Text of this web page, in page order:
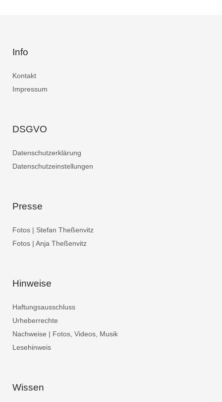
Info
Kontakt
Impressum
DSGVO
Datenschutzerklärung
Datenschutzeinstellungen
Presse
Fotos | Stefan Theßenvitz
Fotos | Anja Theßenvitz
Hinweise
Haftungsausschluss
Urheberrechte
Nachweise | Fotos, Videos, Musik
Lesehinweis
Wissen